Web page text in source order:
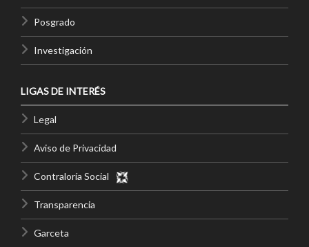
Posgrado
Investigación
LIGAS DE INTERÉS
Legal
Aviso de Privacidad
Contraloría Social
Transparencia
Garceta